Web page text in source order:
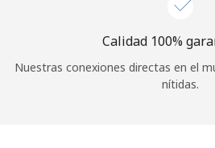
Calidad 100%
Nuestras conexiones directas en el
nítidas.